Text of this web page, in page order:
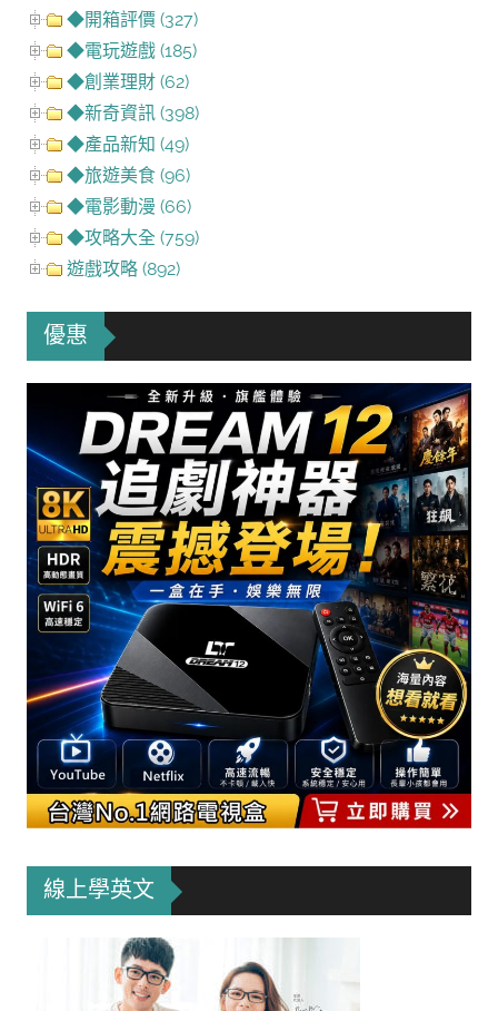
◆開箱評價 (327)
◆電玩遊戲 (185)
◆創業理財 (62)
◆新奇資訊 (398)
◆產品新知 (49)
◆旅遊美食 (96)
◆電影動漫 (66)
◆攻略大全 (759)
遊戲攻略 (892)
優惠
線上學英文